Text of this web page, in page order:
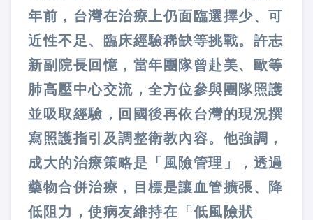
年前，台灣在治療上仍面臨選擇少、可
近性不足、臨床經驗稀缺等挑戰。許志
新副院長回憶，當年團隊曾赴美、歐等
肺高壓中心交流，全方位參與團隊照護
並吸取經驗，回國後再依台灣的現況撰
寫照護指引及調整衛教內容。他強調，
成大的治療策略是「風險管理」，透過
藥物合併治療，目標是讓血管擴張、降
低阻力，使病友維持在「低風險狀